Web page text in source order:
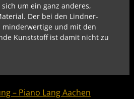
um ein ganz anderes,
Der bei den Lindner-
minderwertige und mit den
Kunststoff ist damit nicht zu
– Piano Lang Aachen